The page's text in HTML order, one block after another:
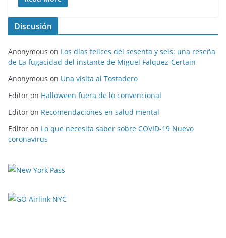
Discusión
Anonymous on Los días felices del sesenta y seis: una reseña
de La fugacidad del instante de Miguel Falquez-Certain
Anonymous on Una visita al Tostadero
Editor on Halloween fuera de lo convencional
Editor on Recomendaciones en salud mental
Editor on Lo que necesita saber sobre COVID-19 Nuevo
coronavirus